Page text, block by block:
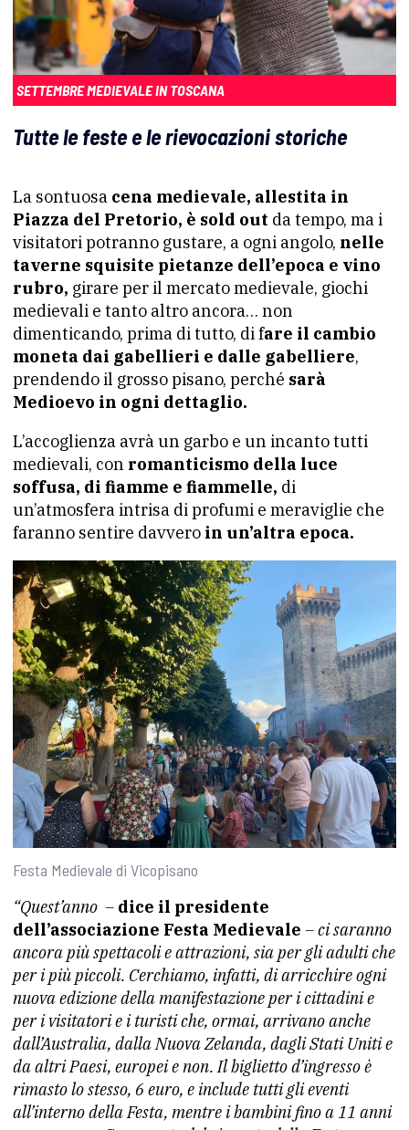
SETTEMBRE MEDIEVALE IN TOSCANA
Tutte le feste e le rievocazioni storiche
La sontuosa cena medievale, allestita in
Piazza del Pretorio, è sold out da tempo, ma i
visitatori potranno gustare, a ogni angolo, nelle
taverne squisite pietanze dell’epoca e vino
rubro, girare per il mercato medievale, giochi
medievali e tanto altro ancora… non
dimenticando, prima di tutto, di fare il cambio
moneta dai gabellieri e dalle gabelliere,
prendendo il grosso pisano, perché sarà
Medioevo in ogni dettaglio.
L’accoglienza avrà un garbo e un incanto tutti
medievali, con romanticismo della luce
soffusa, di fiamme e fiammelle, di
un’atmosfera intrisa di profumi e meraviglie che
faranno sentire davvero in un’altra epoca.
Festa Medievale di Vicopisano
“Quest’anno – dice il presidente
dell’associazione Festa Medievale – ci saranno
ancora più spettacoli e attrazioni, sia per gli adulti che
per i più piccoli. Cerchiamo, infatti, di arricchire ogni
nuova edizione della manifestazione per i cittadini e
per i visitatori e i turisti che, ormai, arrivano anche
dall’Australia, dalla Nuova Zelanda, dagli Stati Uniti e
da altri Paesi, europei e non. Il biglietto d’ingresso è
rimasto lo stesso, 6 euro, e include tutti gli eventi
all’interno della Festa, mentre i bambini fino a 11 anni